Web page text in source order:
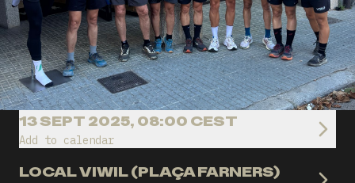
13 SEPT 2025, 08:00 CEST
Add to calendar
LOCAL VIWIL (PLAÇA FARNERS)